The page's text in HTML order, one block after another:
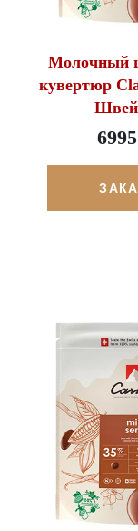
Молочный
кувертюр